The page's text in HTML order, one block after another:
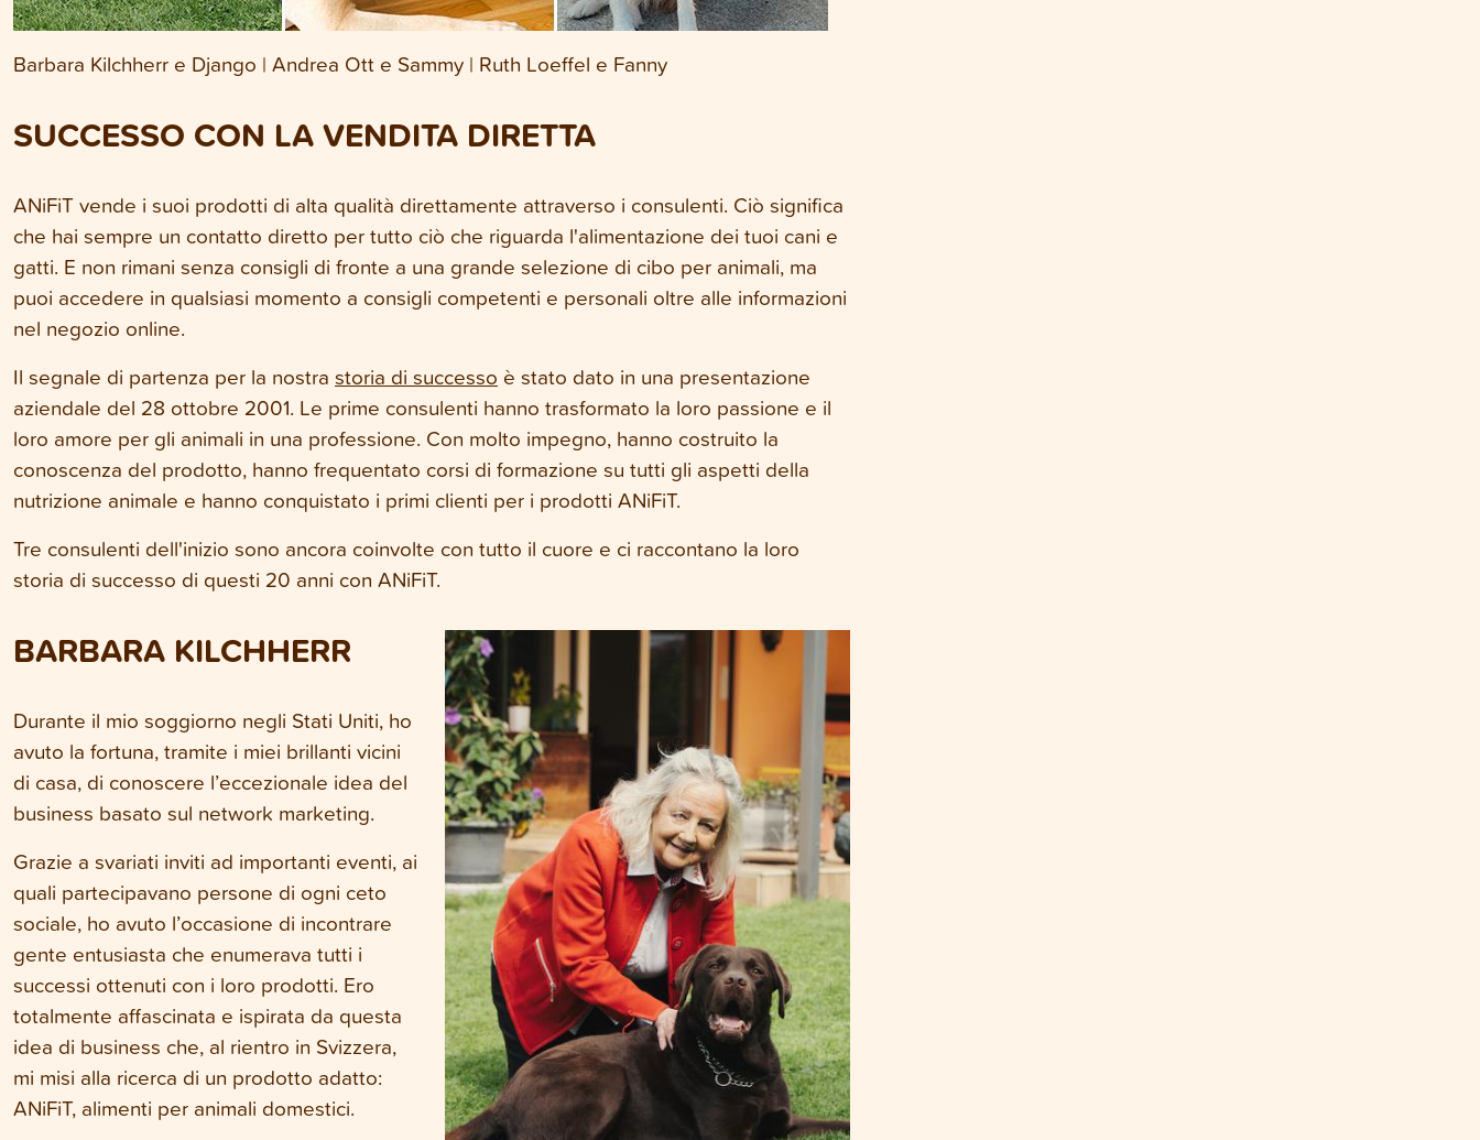
Barbara Kilchherr e Django | Andrea Ott e Sammy | Ruth Loeffel e Fanny
SUCCESSO CON LA VENDITA DIRETTA
ANiFiT vende i suoi prodotti di alta qualità direttamente attraverso i consulenti. Ciò significa
che hai sempre un contatto diretto per tutto ciò che riguarda l'alimentazione dei tuoi cani e
gatti. E non rimani senza consigli di fronte a una grande selezione di cibo per animali, ma
puoi accedere in qualsiasi momento a consigli competenti e personali oltre alle informazioni
nel negozio online.
Il segnale di partenza per la nostra storia di successo è stato dato in una presentazione
aziendale del 28 ottobre 2001. Le prime consulenti hanno trasformato la loro passione e il
loro amore per gli animali in una professione. Con molto impegno, hanno costruito la
conoscenza del prodotto, hanno frequentato corsi di formazione su tutti gli aspetti della
nutrizione animale e hanno conquistato i primi clienti per i prodotti ANiFiT.
Tre consulenti dell'inizio sono ancora coinvolte con tutto il cuore e ci raccontano la loro
storia di successo di questi 20 anni con ANiFiT.
BARBARA KILCHHERR
Durante il mio soggiorno negli Stati Uniti, ho
avuto la fortuna, tramite i miei brillanti vicini
di casa, di conoscere l’eccezionale idea del
business basato sul network marketing.
Grazie a svariati inviti ad importanti eventi, ai
quali partecipavano persone di ogni ceto
sociale, ho avuto l’occasione di incontrare
gente entusiasta che enumerava tutti i
successi ottenuti con i loro prodotti. Ero
totalmente affascinata e ispirata da questa
idea di business che, al rientro in Svizzera,
mi misi alla ricerca di un prodotto adatto:
ANiFiT, alimenti per animali domestici.